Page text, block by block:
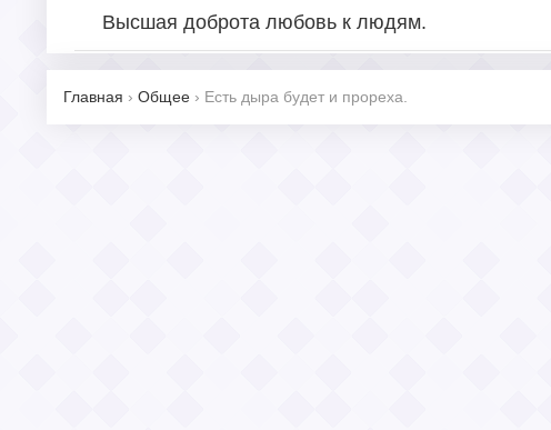
Высшая доброта любовь к людям.
Главная › Общее › Есть дыра будет и прореха.